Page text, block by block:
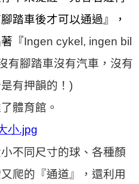
踏車後才可以通過』，
『Ingen cykel, ingen bil
有腳踏車沒有汽車，沒有
有押韻的！ )
體育館。
不同尺寸的球、各種顏
爬的『通道』，還利用